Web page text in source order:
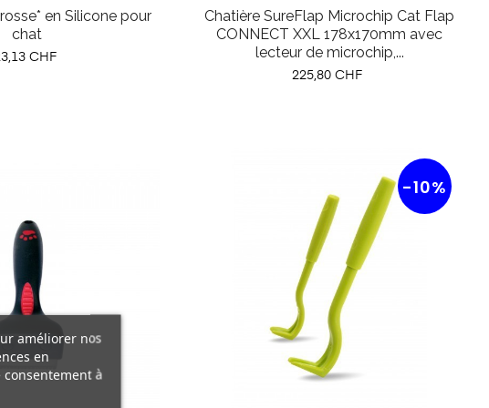
en Silicone pour
chat
CHF
Chatière SureFlap Microchip Cat Flap
CONNECT XXL 178x170mm avec
lecteur de microchip,...
Prix
225,80 CHF
-10%
améliorer nos
en
à